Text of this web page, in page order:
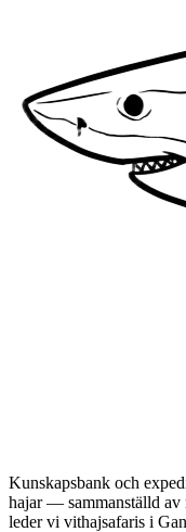
Kunskapsbank och
hajar — sammanställd
leder vi vithajsafaris i